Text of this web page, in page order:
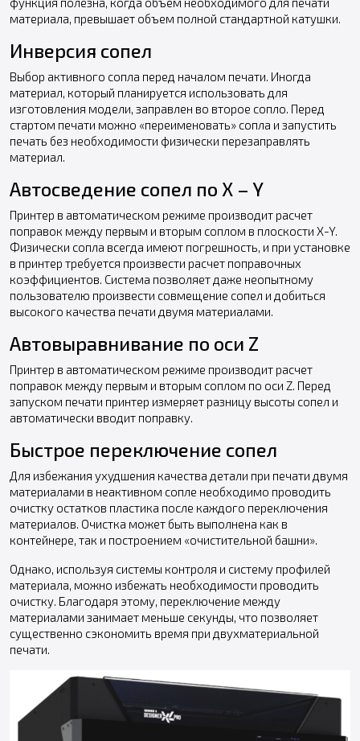
материала, превышает объем полной стандартной катушки.
Инверсия сопел
Выбор активного сопла перед началом печати. Иногда
материал, который планируется использовать для
изготовления модели, заправлен во второе сопло. Перед
стартом печати можно «переименовать» сопла и запустить
печать без необходимости физически перезаправлять
материал.
Автосведение сопел по X – Y
Принтер в автоматическом режиме производит расчет
поправок между первым и вторым соплом в плоскости X-Y.
Физически сопла всегда имеют погрешность, и при установке
в принтер требуется произвести расчет поправочных
коэффициентов. Система позволяет даже неопытному
пользователю произвести совмещение сопел и добиться
высокого качества печати двумя материалами.
Автовыравнивание по оси Z
Принтер в автоматическом режиме производит расчет
поправок между первым и вторым соплом по оси Z. Перед
запуском печати принтер измеряет разницу высоты сопел и
автоматически вводит поправку.
Быстрое переключение сопел
Для избежания ухудшения качества детали при печати двумя
материалами в неактивном сопле необходимо проводить
очистку остатков пластика после каждого переключения
материалов. Очистка может быть выполнена как в
контейнере, так и построением «очистительной башни».
Однако, используя системы контроля и систему профилей
материала, можно избежать необходимости проводить
очистку. Благодаря этому, переключение между
материалами занимает меньше секунды, что позволяет
существенно сэкономить время при двухматериальной
печати.